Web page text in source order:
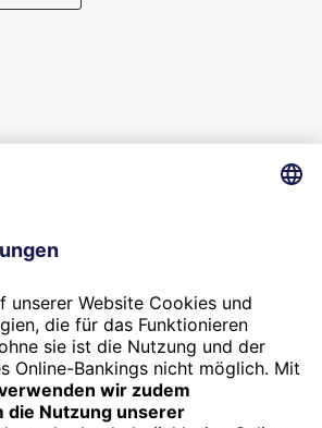
Frien und Boris Karkowski
die Meinung des Herausgebers
wieder.